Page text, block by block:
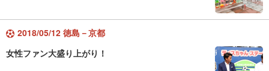
2018/05/12 徳島－京都
女性ファン大盛り上がり！